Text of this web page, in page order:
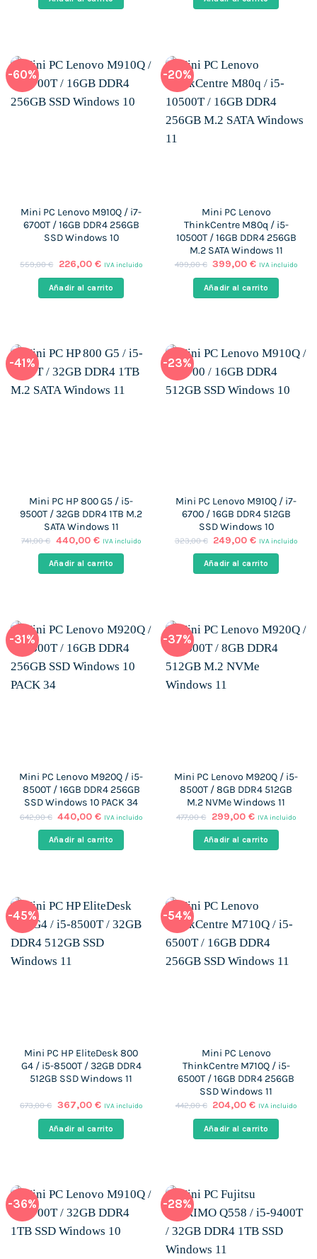
era:
es:
era:
es:
-60%
Mini PC Lenovo M910Q / i7-
6700T / 16GB DDR4 256GB
SSD Windows 10
559,00€
El
original
era:
226,00 €El
actual
es:
IVA incluido
Añadir al carrito
-20%
Mini PC Lenovo
ThinkCentre M80q / i5-
10500T / 16GB DDR4 256GB
M.2 SATA Windows 11
499,00€ El
original
era:
399,00€El
actual
es:
IVA incluido
Añadir al carrito
-41%
Mini PC HP 800 G5 / i5-
9500T / 32GB DDR4 1TB M.2
SATA Windows 11
741,00€ El
original
era:
440,00 €El
actual
es:
IVA incluido
Añadir al carrito
-23%
Mini PC Lenovo M910Q / i7-
6700 / 16GB DDR4 512GB
SSD Windows 10
323,00€ El
original
era:
249,00€El
actual
es:
IVA incluido
Añadir al carrito
-31%
Mini PC Lenovo M920Q / i5-
8500T / 16GB DDR4 256GB
SSD Windows 10 PACK 34
642,00€ El
original
era:
440,00€El
actual
es:
IVA incluido
Añadir al carrito
-37%
Mini PC Lenovo M920Q / i5-
8500T / 8GB DDR4 512GB
M.2 NVMe Windows 11
477,00€
El
original
era:
299,00 €El
actual
es:
IVA incluido
Añadir al carrito
-45%
Mini PC HP EliteDesk 800
G4 / i5-8500T / 32GB DDR4
512GB SSD Windows 11
673,00€ El
original
era:
367,00 €El
actual
es:
IVA incluido
Añadir al carrito
-54%
Mini PC Lenovo
ThinkCentre M710Q / i5-
6500T / 16GB DDR4 256GB
SSD Windows 11
442,00€ El
original
era:
204,00€El
actual
es:
IVA incluido
Añadir al carrito
-36% -28%